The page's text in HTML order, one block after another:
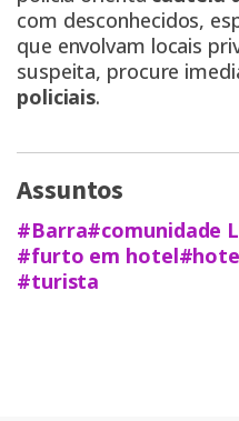
com desconhecidos,
que envolvam locais
suspeita, procure
policiais.
Assuntos
#Barra#comunidade
#furto em hotel
#turista